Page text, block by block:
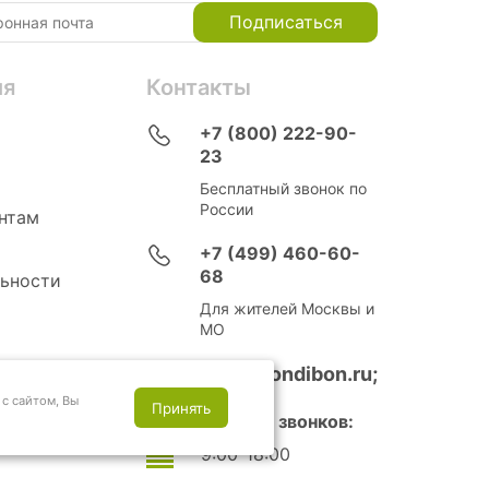
Подписаться
Контакты
+7 (800) 222-90-
23
Бесплатный звонок по
России
+7 (499) 460-60-
68
Для жителей Москвы и
МО
info@bondibon.ru;
Время приема звонков:
9:00-18:00
сайтом, Вы
Принять